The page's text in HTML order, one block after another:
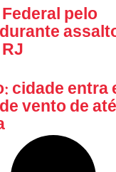
pelo
cidade entra
vento de